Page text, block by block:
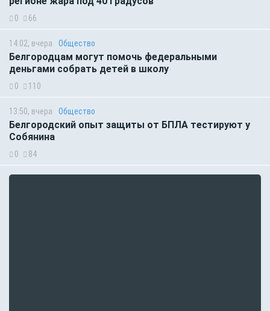
0 66
14:02, вчера Общество
Белгородцам могут помочь федеральными
деньгами собрать детей в школу
0 110
13:50, вчера Общество
Белгородский опыт защиты от БПЛА тестируют у
Собянина
0 84